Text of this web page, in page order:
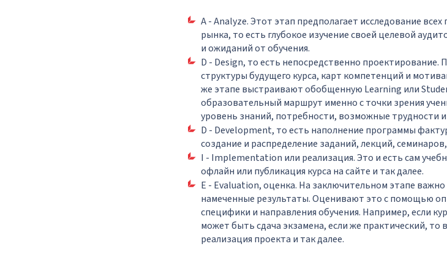
A - Analyze. Этот этап предполагает исследование
рынка, то есть глубокое изучение своей целевой
и ожиданий от обучения.
D - Design, то есть непосредственно проектирование.
структуры будущего курса, карт компетенций и
же этапе выстраивают обобщенную Learning или
образовательный маршрут именно с точки зрения
уровень знаний, потребности, возможные трудности
D - Development, то есть наполнение программы
создание и распределение заданий, лекций,
I - Implementation или реализация. Это и есть сам
офлайн или публикация курса на сайте и так далее.
E - Evaluation, оценка. На заключительном этапе
намеченные результаты. Оценивают это с помощью
специфики и направления обучения. Например, если
может быть сдача экзамена, если же практический, то
реализация проекта и так далее.